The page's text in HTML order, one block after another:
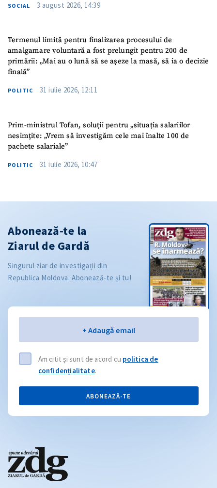
SOCIAL 3 august 2026, 14:39
Termenul limită pentru finalizarea procesului de
amalgamare voluntară a fost prelungit pentru 200 de
primării: „Mai au o lună să se așeze la masă, să ia o decizie
finală”
POLITIC 31 iulie 2026, 12:11
Prim-ministrul Tofan, soluții pentru „situația salariilor
nesimțite: „Vrem să investigăm cele mai înalte 100 de
pachete salariale”
POLITIC 31 iulie 2026, 10:47
Abonează-te la
Ziarul de Gardă
Singurul ziar de investigații din
Republica Moldova. Abonează-te și tu!
+ Adaugă email
Am citit și sunt de acord cu politica de
confidențialitate.
ABONEAZĂ-TE